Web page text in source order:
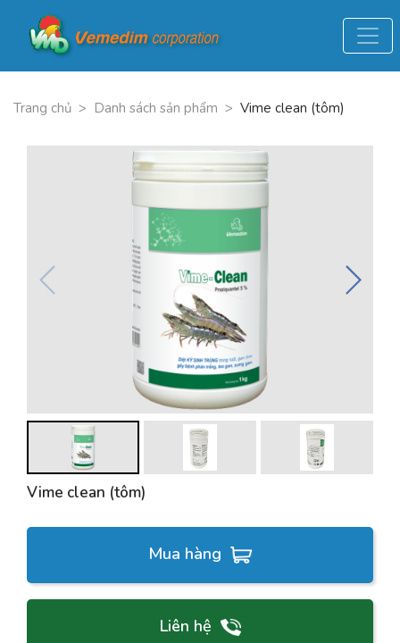
Trang chủ > Danh sách sản phẩm > Vime clean (tôm)
Vime clean (tôm)
Mua hàng
Liên hệ